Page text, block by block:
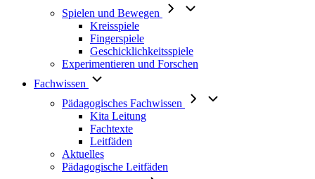
Spielen und Bewegen
Kreisspiele
Fingerspiele
Geschicklichkeitsspiele
Experimentieren und Forschen
Fachwissen
Pädagogisches Fachwissen
Kita Leitung
Fachtexte
Leitfäden
Aktuelles
Pädagogische Leitfäden